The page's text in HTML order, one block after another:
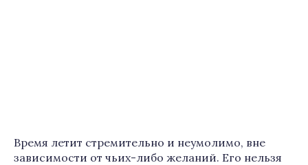
Время летит стремительно и неумолимо, вне
зависимости от чьих-либо желаний. Его нельзя